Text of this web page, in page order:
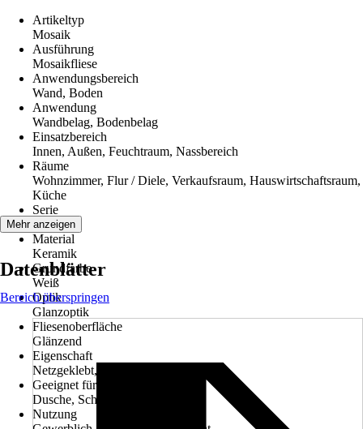
Artikeltyp
Mosaik
Ausführung
Mosaikfliese
Anwendungsbereich
Wand, Boden
Anwendung
Wandbelag, Bodenbelag
Einsatzbereich
Innen, Außen, Feuchtraum, Nassbereich
Räume
Wohnzimmer, Flur / Diele, Verkaufsraum, Hauswirtschaftsraum,
Küche
Serie
HX 080
Material
Keramik
Grundfarbe
Weiß
Optik
Glanzoptik
Fliesenoberfläche
Glänzend
Eigenschaft
Netzgeklebt, Schwimmbadgeeignet
Geeignet für
Dusche, Schwimmbad
Nutzung
Mehr anzeigen
Datenblätter
Bereich überspringen